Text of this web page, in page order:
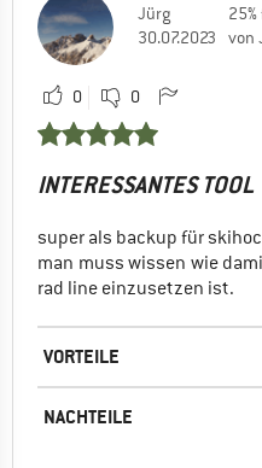
Jürg
30.07.2023
von
0 0
INTERESSANTES TOOL
super als backup für
man muss wissen wie
rad line einzusetzen ist.
VORTEILE
NACHTEILE